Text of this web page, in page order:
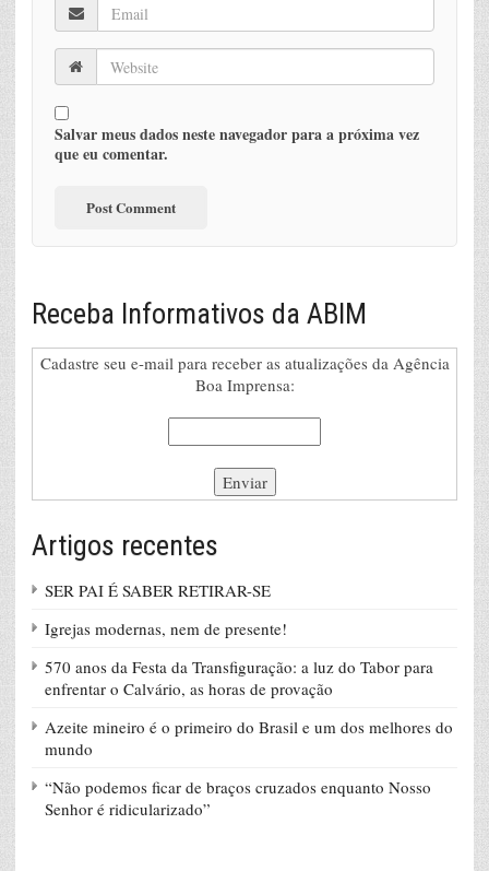
Salvar meus dados neste navegador para a próxima vez
que eu comentar.
Receba Informativos da ABIM
Cadastre seu e-mail para receber as atualizações da Agência
Boa Imprensa:
Artigos recentes
SER PAI É SABER RETIRAR-SE
Igrejas modernas, nem de presente!
570 anos da Festa da Transfiguração: a luz do Tabor para
enfrentar o Calvário, as horas de provação
Azeite mineiro é o primeiro do Brasil e um dos melhores do
mundo
“Não podemos ficar de braços cruzados enquanto Nosso
Senhor é ridicularizado”